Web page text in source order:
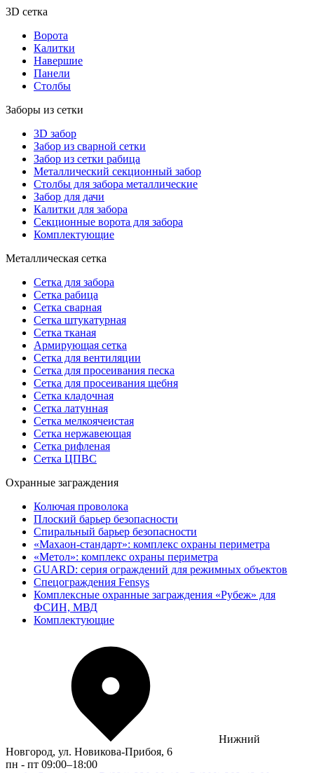
3D сетка
Ворота
Калитки
Навершие
Панели
Столбы
Заборы из сетки
3D забор
Забор из сварной сетки
Забор из сетки рабица
Металлический секционный забор
Столбы для забора металлические
Забор для дачи
Калитки для забора
Секционные ворота для забора
Комплектующие
Металлическая сетка
Сетка для забора
Сетка рабица
Сетка сварная
Сетка штукатурная
Сетка тканая
Армирующая сетка
Сетка для вентиляции
Сетка для просеивания песка
Сетка для просеивания щебня
Сетка кладочная
Сетка латунная
Сетка мелкоячеистая
Сетка нержавеющая
Сетка рифленая
Сетка ЦПВС
Охранные заграждения
Колючая проволока
Плоский барьер безопасности
Спиральный барьер безопасности
«Махаон-стандарт»: комплекс охраны периметра
«Метол»: комплекс охраны периметра
GUARD: серия ограждений для режимных объектов
Спецограждения Fensys
Комплексные охранные заграждения «Рубеж» для
ФСИН, МВД
Комплектующие
Нижний
Новгород, ул. Новикова-Прибоя, 6
пн - пт 09:00–18:00